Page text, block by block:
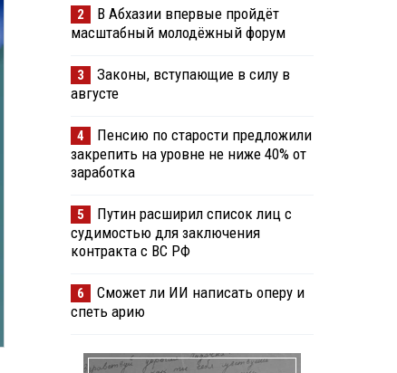
2
В Абхазии впервые пройдёт
масштабный молодёжный форум
3
Законы, вступающие в силу в
августе
4
Пенсию по старости предложили
закрепить на уровне не ниже 40% от
заработка
5
Путин расширил список лиц с
судимостью для заключения
контракта с ВС РФ
6
Сможет ли ИИ написать оперу и
спеть арию